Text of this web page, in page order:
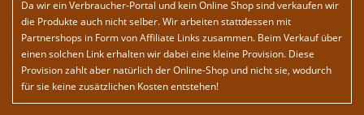
Da wir ein Verbraucher-Portal und kein Online Shop sind verkaufen wir
die Produkte auch nicht selber. Wir arbeiten stattdessen mit
Partnershops in Form von Affiliate Links zusammen. Beim Verkauf über
einen solchen Link erhalten wir dabei eine kleine Provision. Diese
Provision zahlt aber natürlich der Online-Shop und nicht sie, wodurch
für sie keine zusätzlichen Kosten entstehen!